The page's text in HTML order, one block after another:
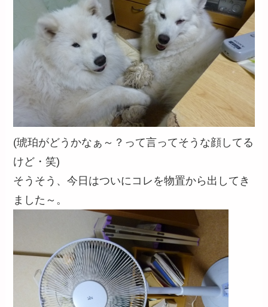
(琥珀がどうかなぁ～？って言ってそうな顔してる
けど・笑)
そうそう、今日はついにコレを物置から出してき
ました～。